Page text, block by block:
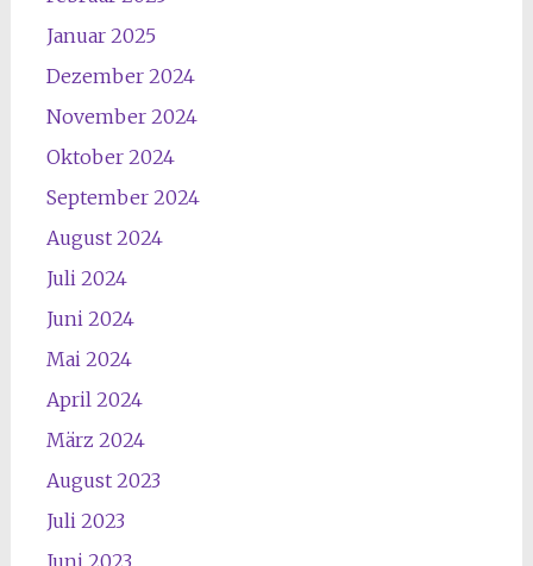
Januar 2025
Dezember 2024
November 2024
Oktober 2024
September 2024
August 2024
Juli 2024
Juni 2024
Mai 2024
April 2024
März 2024
August 2023
Juli 2023
Juni 2023